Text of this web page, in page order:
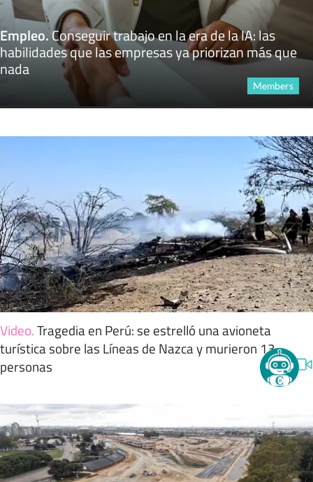
Empleo.Conseguir trabajo en la era de la IA: las
habilidades que las empresas ya priorizan más que
nada
Members
Video.Tragedia en Perú: se estrelló una avioneta
turística sobre las Líneas de Nazca y murieron 13
personas